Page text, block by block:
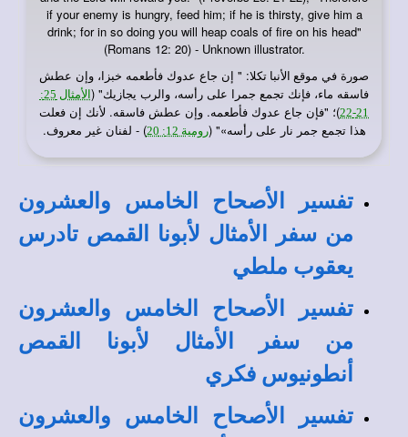
if your enemy is hungry, feed him; if he is thirsty, give him a
drink; for in so doing you will heap coals of fire on his head"
(Romans 12: 20) - Unknown illustrator.
صورة في موقع الأنبا تكلا: " إن جاع عدوك فأطعمه خبزا، وإن عطش
فاسقه ماء، فإنك تجمع جمرا على رأسه، والرب يجازيك" (
الأمثال 25:
21-22
)؛ "فإن جاع عدوك فأطعمه. وإن عطش فاسقه. لأنك إن فعلت
هذا تجمع جمر نار على رأسه»" (رومية 12: 20 ) - لفنان غير معروف.
تفسير الأصحاح الخامس والعشرون
من سفر الأمثال لأبونا القمص تادرس
يعقوب ملطي
تفسير الأصحاح الخامس والعشرون
من سفر الأمثال لأبونا القمص
أنطونيوس فكري
تفسير الأصحاح الخامس والعشرون